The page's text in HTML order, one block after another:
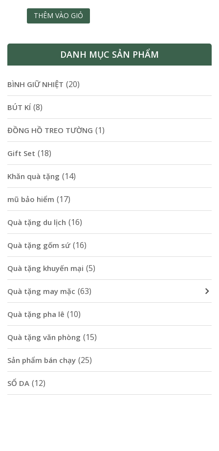
THÊM VÀO GIỎ
DANH MỤC SẢN PHẨM
BÌNH GIỮ NHIỆT (20)
BÚT KÍ (8)
ĐỒNG HỒ TREO TƯỜNG (1)
Gift Set (18)
Khăn quà tặng (14)
mũ bảo hiểm (17)
Quà tặng du lịch (16)
Quà tặng gốm sứ (16)
Quà tặng khuyến mại (5)
Quà tặng may mặc (63)
Quà tặng pha lê (10)
Quà tặng văn phòng (15)
Sản phẩm bán chạy (25)
SỔ DA (12)